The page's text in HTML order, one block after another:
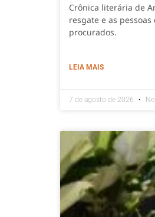
Crônica literária de
resgate e as
procurados.
LEIA MAIS
7 de agosto de 2026